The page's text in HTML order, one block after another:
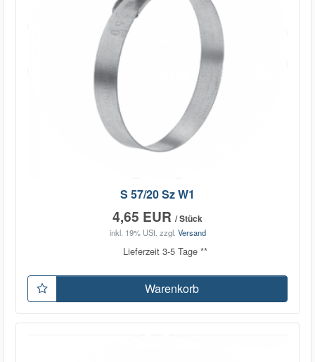
S 57/20 Sz W1
4,65 EUR / Stück
inkl. 19% USt. zzgl. Versand
Lieferzeit 3-5 Tage **
Warenkorb